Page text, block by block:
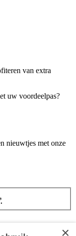
van extra
uw voordeelpas?
nieuwtjes met onze
Algemene ×